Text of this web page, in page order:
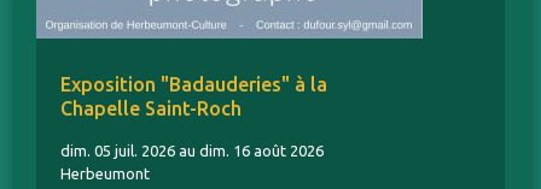
Exposition "Badauderies" à la
Chapelle Saint-Roch
dim. 05 juil. 2026 au dim. 16 août 2026
Herbeumont